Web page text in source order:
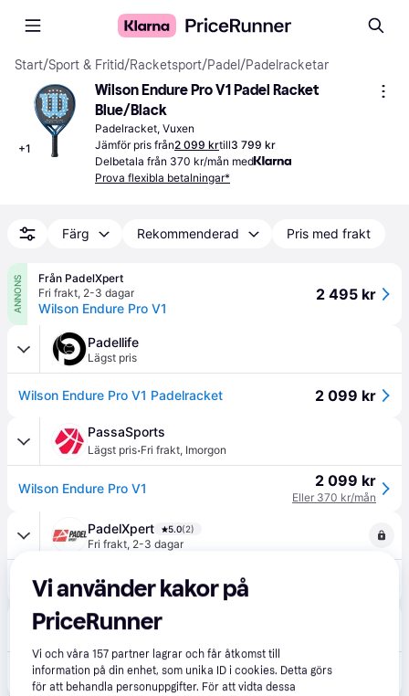
Start/Sport & Fritid/Racketsport/Padel /Padelracketar
+1
Wilson Endure Pro V1 Padel Racket
Blue/Black
Padelracket, Vuxen
Jämför pris från2 099 krtill3 799 kr
Delbetala från 370 kr/mån med
Prova flexibla betalningar*
Färg Rekommenderad Pris med frakt
ANNONS
Från PadelXpert
Fri frakt, 2-3 dagar
Wilson Endure Pro V1
2 495 kr
Padellife
Lägst pris
Wilson Endure Pro V1 Padelracket 2 099 kr
PassaSports
Lägst pris·Fri frakt, Imorgon
Wilson Endure Pro V1 2 099 kr
Eller 370 kr/mån
PadelXpert 5.0(2)
Fri frakt, 2-3 dagar
Wilson Endure Pro V1
Tengo Sport
Wilson Endure Pro V1, Padelracket - Blue/Black (2)2 495 kr
Vi använder kakor på
PriceRunner
Vi och våra157 partner lagrar och får åtkomst till
information på din enhet, som unika ID i cookies. Detta görs
för att behandla personuppgifter. För att vidta dessa